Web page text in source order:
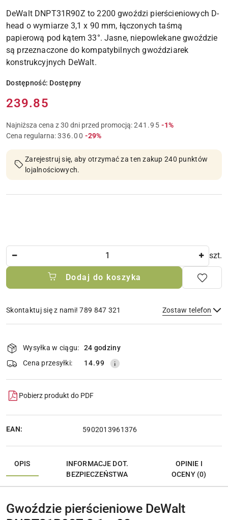
DeWalt DNPT31R90Z to 2200 gwoździ pierścieniowych D-
head o wymiarze 3,1 x 90 mm, łączonych taśmą
papierową pod kątem 33°. Jasne, niepowlekane gwoździe
są przeznaczone do kompatybilnych gwoździarek
konstrukcyjnych DeWalt.
Dostępność: Dostępny
Cena:
239.85
Najniższa cena z 30 dni przed promocją:241.95 Rabat:
-1%
Cena regularna:336.00 Rabat:
-29%
Zarejestruj się, aby otrzymać za ten zakup 240 punktów
lojalnościowych.
szt.
Dodaj do koszyka
Skontaktuj się z nami! 789 847 321 Zostaw telefon
i
dostawa
Wysyłka w ciągu:
24 godziny
Cena przesyłki:
14.99
Pobierz produkt do PDF
EAN: 5902013961376
OPIS
INFORMACJE DOT.
BEZPIECZEŃSTWA
OPINIE I
OCENY (0)
Gwoździe pierścieniowe DeWalt